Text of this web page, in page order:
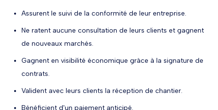
Assurent le suivi de la conformité de leur entreprise.
Ne ratent aucune consultation de leurs clients et gagnent
de nouveaux marchés.
Gagnent en visibilité économique grâce à la signature de
contrats.
Valident avec leurs clients la réception de chantier.
Bénéficient d'un paiement anticipé.